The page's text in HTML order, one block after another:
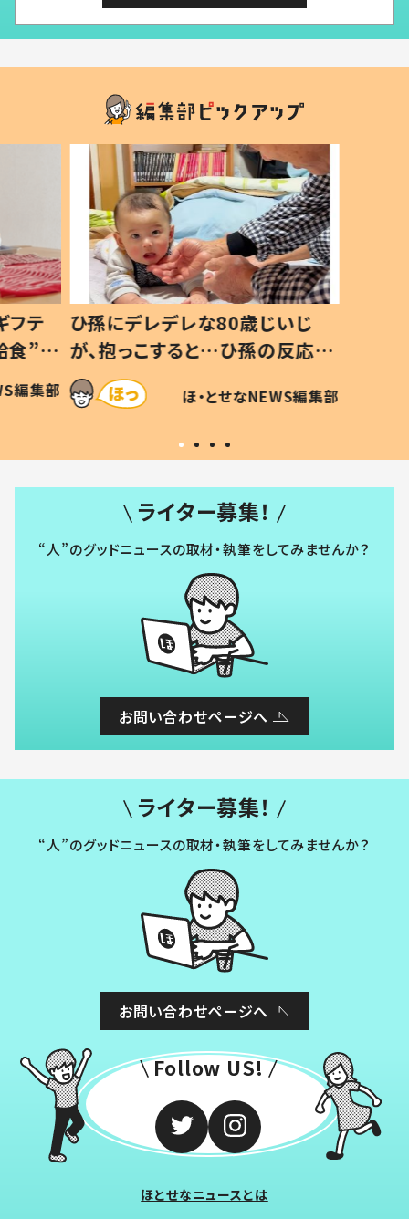
じ
応に
仕方な
編集部
生後8ヶ月で亡くなった息子 約
3年半後、当時の妻の日記に書い
てあった本音とは
ほ・とせなNEWS編集部
ライター募集！
“人”のグッドニュースの取材・執筆をしてみませんか？
お問い合わせページへ
ライター募集！
“人”のグッドニュースの取材・執筆をしてみませんか？
お問い合わせページへ
Follow US!
ほとせなニュースとは